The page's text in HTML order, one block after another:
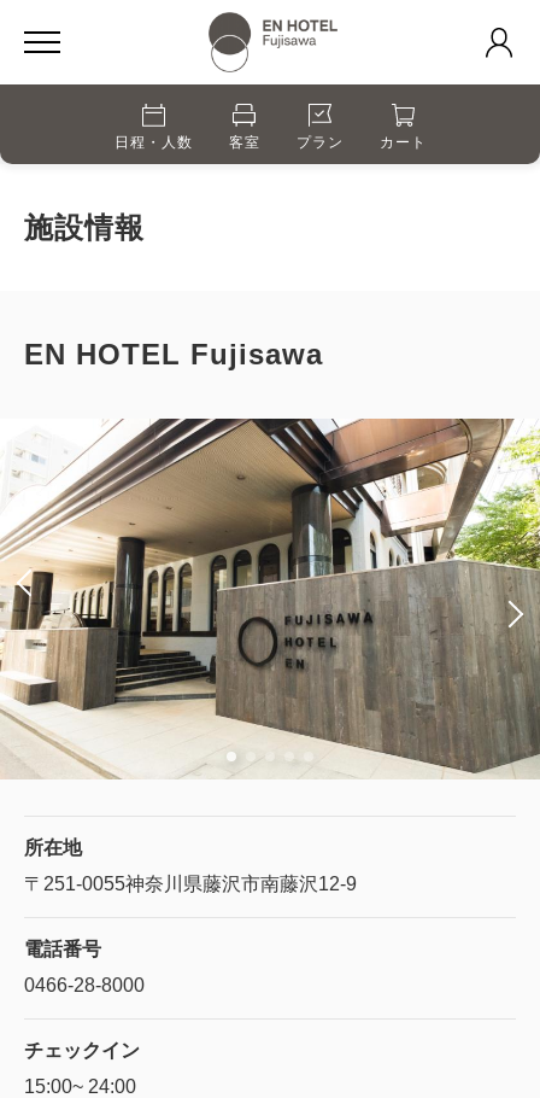
日程・人数 客室 プラン カート
施設情報
EN HOTEL Fujisawa
所在地
〒251-0055神奈川県藤沢市南藤沢12-9
電話番号
0466-28-8000
チェックイン
15:00~ 24:00